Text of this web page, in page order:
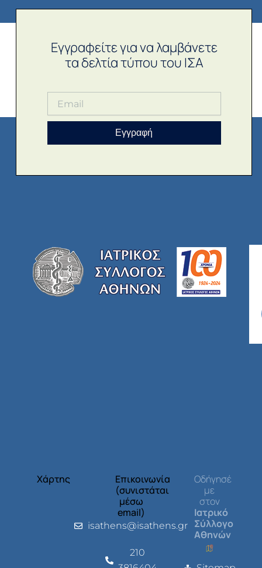
Εγγραφείτε για να λαμβάνετε
τα δελτία τύπου του ΙΣΑ
Εγγραφή
Χάρτης
Επικοινωνία
(συνιστάται
μέσω
email)
isathens@isathens.gr
210
Οδήγησέ
με
στον
Ιατρικό
Σύλλογο
Αθηνών